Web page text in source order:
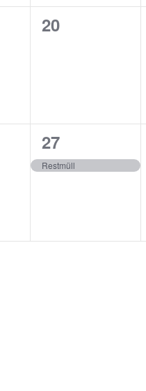
0
20
1
Veranstaltung,
27
Restmüll